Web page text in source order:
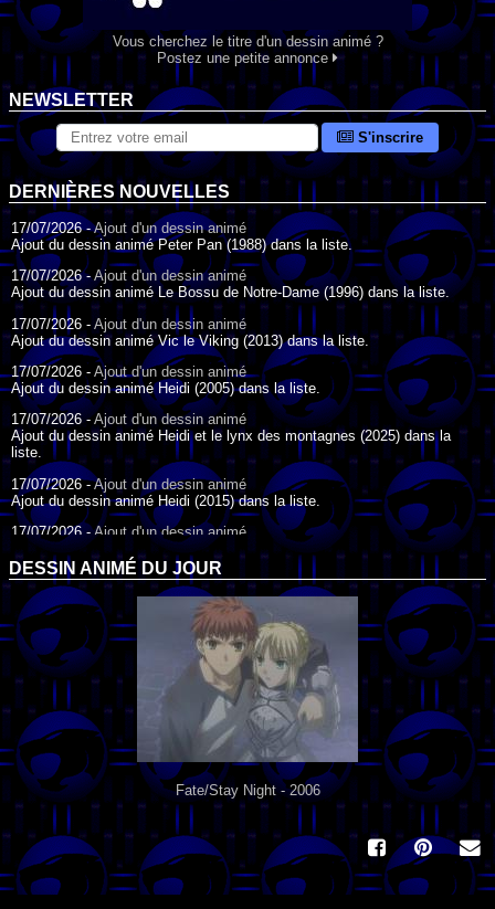
Vous cherchez le titre d'un dessin animé ?
Postez une petite annonce
NEWSLETTER
S'inscrire
DERNIÈRES NOUVELLES
17/07/2026 -Ajout d'un dessin animé
Ajout du dessin animé Peter Pan (1988) dans la liste.
17/07/2026 -Ajout d'un dessin animé
Ajout du dessin animé Le Bossu de Notre-Dame (1996) dans la liste.
17/07/2026 - Ajout d'un dessin animé
Ajout du dessin animé Vic le Viking (2013) dans la liste.
17/07/2026 - Ajout d'un dessin animé
Ajout du dessin animé Heidi (2005) dans la liste.
17/07/2026 -Ajout d'un dessin animé
Ajout du dessin animé Heidi et le lynx des montagnes (2025) dans la
liste.
17/07/2026 -Ajout d'un dessin animé
Ajout du dessin animé Heidi (2015) dans la liste.
17/07/2026 -Ajout d'un dessin animé
Ajout du dessin animé Heidi (1995) dans la liste.
09/07/2026 -Ajout d'un dessin animé
Ajout du dessin animé Genki l'Aventurier de la Chance (2006) dans la
liste.
04/07/2026 - Ajout d'un dessin animé
Ajout du dessin animé Vilain Petit Canard (2000) dans la liste.
04/07/2026 -
Ajout d'un dessin animé
Ajout du dessin animé Le Noël du vilain petit canard (2003) dans la liste.
DESSIN ANIMÉ DU JOUR
Fate/Stay Night - 2006